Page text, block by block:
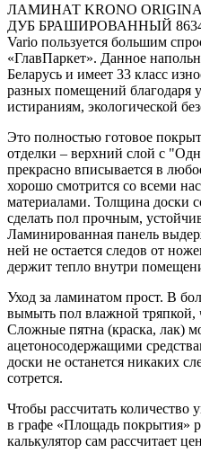
ЛАМИНАТ KRONO
ДУБ БРАШИРОВАННЫЙ 8634
Vario пользуется большим
«ГлавПаркет». Данное
Беларусь и имеет 33 класс
разных помещений благодаря
истираниям, экологической
Это полностью готовое
отделки – верхний слой с
прекрасно вписывается в
хорошо смотрится со всеми
материалами. Толщина доски
сделать пол прочным,
Ламинированная панель
ней не остается следов от
держит тепло внутри
Уход за ламинатом прост. В
вымыть пол влажной тряпкой,
Сложные пятна (краска, лак)
ацетоносодержащими
доски не останется никаких
сотрется.
Чтобы рассчитать количество
в графе «Площадь покрытия»
калькулятор сам рассчитает